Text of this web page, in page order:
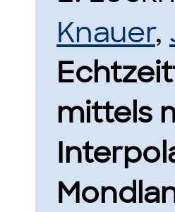
Knauer,
mittels